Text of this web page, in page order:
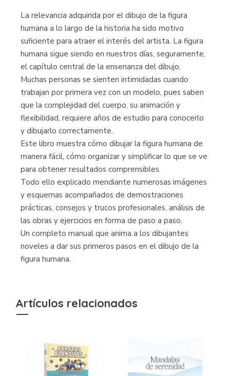
La relevancia adquirida por el dibujo de la figura
humana a lo largo de la historia ha sido motivo
suficiente para atraer el interés del artista. La figura
humana sigue siendo en nuestros días, seguramente,
el capítulo central de la ensenanza del dibujo.
Muchas personas se sienten intimidadas cuando
trabajan por primera vez con un modelo, pues saben
que la complejidad del cuerpo, su animación y
flexibilidad, requiere años de estudio para conocerlo
y dibujarlo correctamente.
Este libro muestra cómo dibujar la figura humana de
manera fácil, cómo organizar y simplificar lo que se ve
para obtener resultados comprensibles.
Todo ello explicado mendiante numerosas imágenes
y esquemas acompañados de demostraciones
prácticas, consejos y trucos profesionales, análisis de
las obras y ejercicios en forma de paso a paso.
Un completo manual que anima a los dibujantes
noveles a dar sus primeros pasos en el dibujo de la
figura humana.
Artículos relacionados